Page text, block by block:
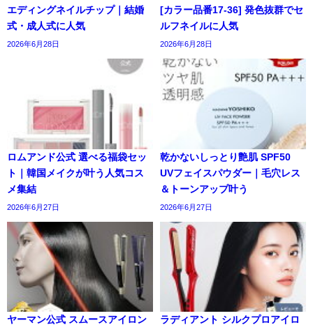
エディングネイルチップ｜結婚
式・成人式に人気
2026年6月28日
[カラー品番17-36] 発色抜群でセ
ルフネイルに人気
2026年6月28日
ロムアンド公式 選べる福袋セッ
ト｜韓国メイクが叶う人気コス
メ集結
2026年6月27日
乾かないしっとり艶肌 SPF50
UVフェイスパウダー｜毛穴レス
＆トーンアップ叶う
2026年6月27日
ヤーマン公式 スムースアイロン
ラディアント シルクプロアイロ